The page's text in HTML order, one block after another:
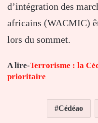
d’intégration des
africains (WACMIC)
lors du sommet.
A lire-Terrorisme : la
prioritaire
Cédéao